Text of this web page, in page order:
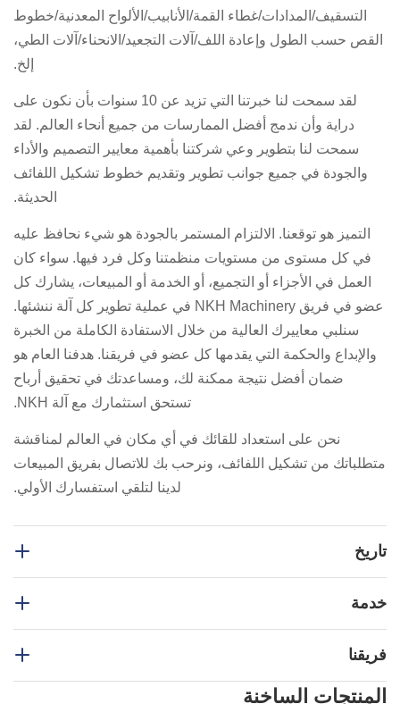
التسقيف/المدادات/غطاء القمة/الأنابيب/الألواح المعدنية/خطوط
القص حسب الطول وإعادة اللف/آلات التجعيد/الانحناء/آلات الطي،
إلخ.
لقد سمحت لنا خبرتنا التي تزيد عن 10 سنوات بأن نكون على
دراية وأن ندمج أفضل الممارسات من جميع أنحاء العالم. لقد
سمحت لنا بتطوير وعي شركتنا بأهمية معايير التصميم والأداء
والجودة في جميع جوانب تطوير وتقديم خطوط تشكيل اللفائف
الحديثة.
التميز هو توقعنا. الالتزام المستمر بالجودة هو شيء نحافظ عليه
في كل مستوى من مستويات منظمتنا وكل فرد فيها. سواء كان
العمل في الأجزاء أو التجميع، أو الخدمة أو المبيعات، يشارك كل
عضو في فريق NKH Machinery في عملية تطوير كل آلة ننشئها.
سنلبي معاييرك العالية من خلال الاستفادة الكاملة من الخبرة
والإبداع والحكمة التي يقدمها كل عضو في فريقنا. هدفنا العام هو
ضمان أفضل نتيجة ممكنة لك، ومساعدتك في تحقيق أرباح
تستحق استثمارك مع آلة NKH.
نحن على استعداد للقائك في أي مكان في العالم لمناقشة
متطلباتك من تشكيل اللفائف، ونرحب بك للاتصال بفريق المبيعات
لدينا لتلقي استفسارك الأولي.
تاريخ
تقوم شركة NKH بتصنيع خطوط وتشكيلات لفافة للعملاء في
جميع أنحاء العالم. سمحت لنا هذه التجربة العشر سنوات بالتعرف
على أفضل الممارسات من جميع أنحاء العالم ودمجها.
لقد سمح
جميع جوانب تطوير وتقديم خطوط تشكيل الرول عالية السرعة
خدمة
تعتبر NKH machinery شركة متخصصة في تصنيع مجموعة
واسعة من آلات تشكيل اللف ، مثل خطوط البلاط ، خطوط
فريقنا
المنتجات الساخنة